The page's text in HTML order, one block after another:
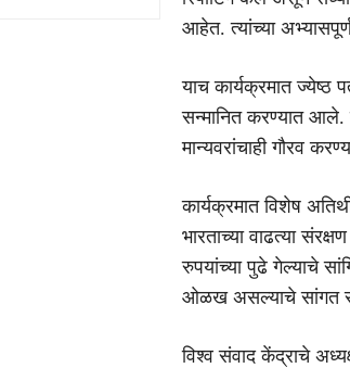
आहेत. त्यांच्या
याच कार्यक्रमात ज्येष्ठ
सन्मानित करण्यात आले.
मान्यवरांचाही गौरव
कार्यक्रमात विशेष
भारताच्या वाढत्या
रुपयांच्या पुढे गेल्याचे
ओळख असल्याचे सांगत
विश्व संवाद केंद्राचे